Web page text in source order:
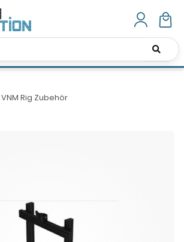
VNM Rig Zubehör